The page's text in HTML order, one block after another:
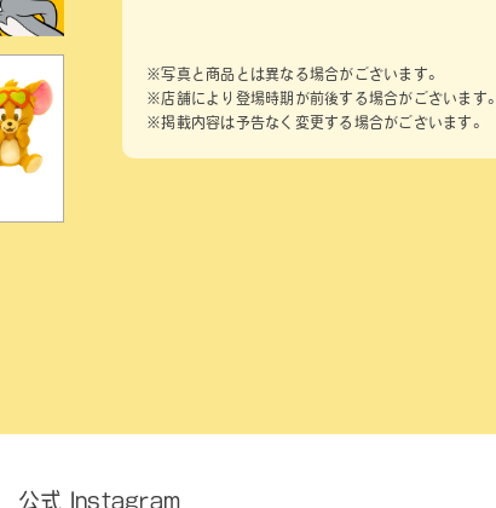
※写真と商品とは異なる場合がございます。
※店舗により登場時期が前後する場合がございます。
※掲載内容は予告なく変更する場合がございます。
公式 Instagram